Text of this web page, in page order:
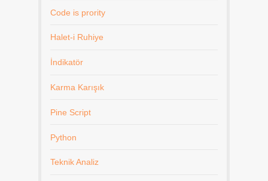
Code is prority
Halet-i Ruhiye
İndikatör
Karma Karışık
Pine Script
Python
Teknik Analiz